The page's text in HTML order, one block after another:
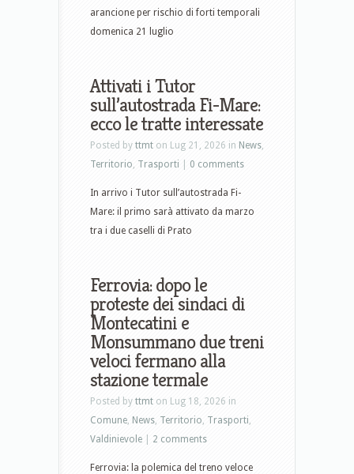
arancione per rischio di forti temporali
domenica 21 luglio
Attivati i Tutor
sull’autostrada Fi-Mare:
ecco le tratte interessate
Posted by ttmt on Lug 21, 2026 in News,
Territorio, Trasporti 0 comments
In arrivo i Tutor sull’autostrada Fi-
Mare: il primo sarà attivato da marzo
tra i due caselli di Prato
Ferrovia: dopo le
proteste dei sindaci di
Montecatini e
Monsummano due treni
veloci fermano alla
stazione termale
Posted by ttmt on Lug 18, 2026 in
Comune, News, Territorio, Trasporti,
Valdinievole
2 comments
Ferrovia: la polemica del treno veloce